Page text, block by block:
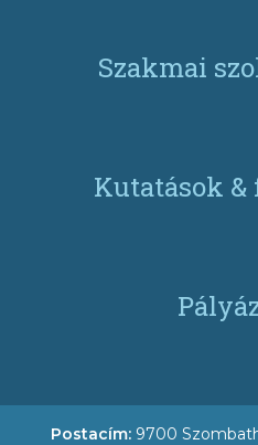
Szakmai
Kutatások &
Postacím: 9700